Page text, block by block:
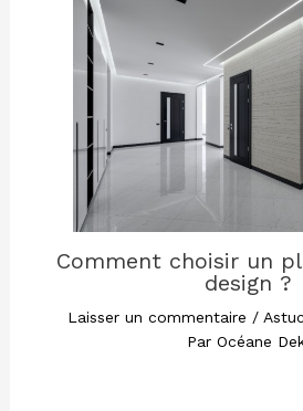
Comment choisir un
design ?
Laisser un commentaire /
Par Océane